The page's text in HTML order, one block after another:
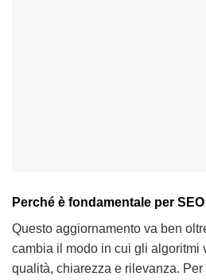
Perché è fondamentale per SEO
Questo aggiornamento va ben
cambia il modo in cui gli algoritmi
qualità, chiarezza e rilevanza.